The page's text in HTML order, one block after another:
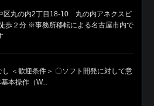
区丸の内2丁目18-10 丸の内アネクスビ
歩２分 ※事務所移転による名古屋市内で
し ＜歓迎条件＞ 〇ソフト開発に対して意
本操作（W...